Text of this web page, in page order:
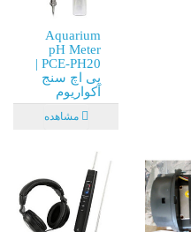
Aquarium
pH Meter
PCE-PH20 |
پی اچ سنج
آکواریوم
مشاهده